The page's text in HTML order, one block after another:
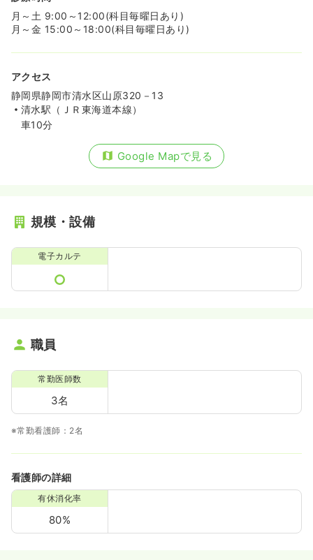
月～土 9:00～12:00(科目毎曜日あり)
月～金 15:00～18:00(科目毎曜日あり)
アクセス
静岡県静岡市清水区山原320－13
清水駅（ＪＲ東海道本線）
車10分
Google Mapで見る
規模・設備
電子カルテ
職員
常勤医師数
3名
※常勤看護師：2名
看護師の詳細
有休消化率
80%